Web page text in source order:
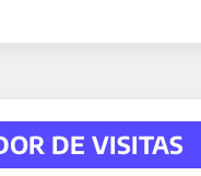
DE VISITAS